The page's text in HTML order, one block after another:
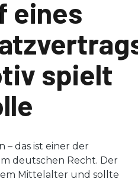
eines
spielt
– das ist einer der
deutschen Recht. Der
Mittelalter und sollte